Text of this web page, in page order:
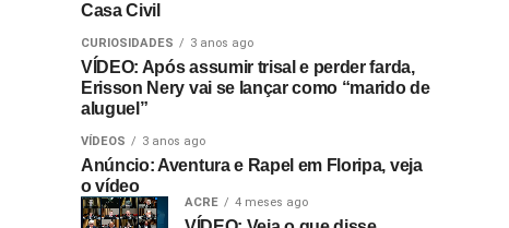
Casa Civil
CURIOSIDADES 3 anos ago
VÍDEO: Após assumir trisal e perder farda,
Erisson Nery vai se lançar como “marido de
aluguel”
VÍDEOS 3 anos ago
Anúncio: Aventura e Rapel em Floripa, veja
o vídeo
ACRE 4 meses ago